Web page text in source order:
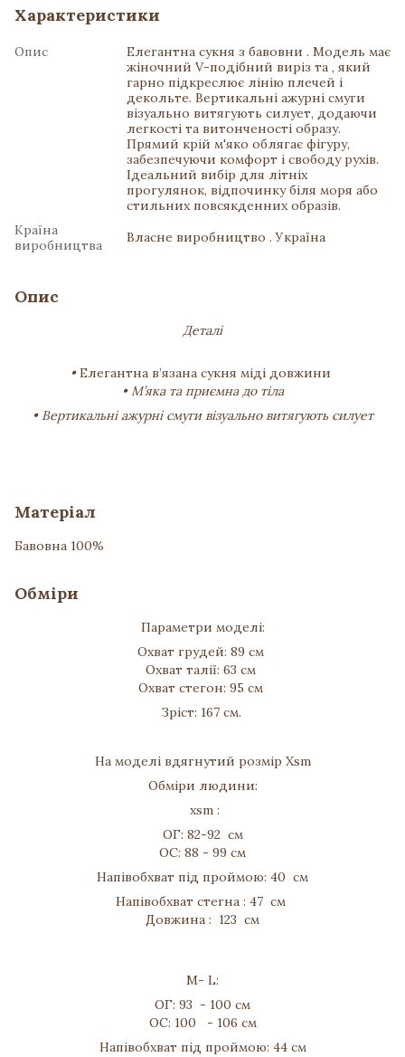
Характеристики
Опис
Елегантна сукня з бавовни . Модель має
жіночний V-подібний виріз та , який
гарно підкреслює лінію плечей і
декольте. Вертикальні ажурні смуги
візуально витягують силует, додаючи
легкості та витонченості образу.
Прямий крій м'яко облягає фігуру,
забезпечуючи комфорт і свободу рухів.
Ідеальний вибір для літніх
прогулянок, відпочинку біля моря або
стильних повсякденних образів.
Країна
виробництва
Власне виробництво . Україна
Опис
Деталі
•Елегантна в’язана сукня міді довжини
• М’яка та приємна до тіла
• Вертикальні ажурні смуги візуально витягують силует
Матеріал
Бавовна 100%
Обміри
Параметри моделі:
Охват грудей: 89 см
Охват талії: 63 см
Охват стегон: 95 см
Зріст: 167 см.
На моделі вдягнутий розмір Хsm
Обміри людини:
xsm :
ОГ: 82-92 см
ОС: 88 - 99 см
Напівобхват під проймою: 40 см
Напівобхват стегна : 47 см
Довжина : 123 см
M- L:
ОГ: 93 - 100 см
ОС: 100 - 106 см
Напівобхват під проймою: 44 см